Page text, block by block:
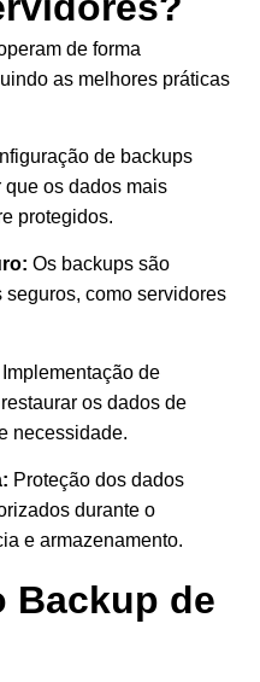
de forma
as melhores práticas
de backups
os dados mais
protegidos.
Os backups são
como servidores
Implementação de
os dados de
necessidade.
Proteção dos dados
durante o
e armazenamento.
Backup de